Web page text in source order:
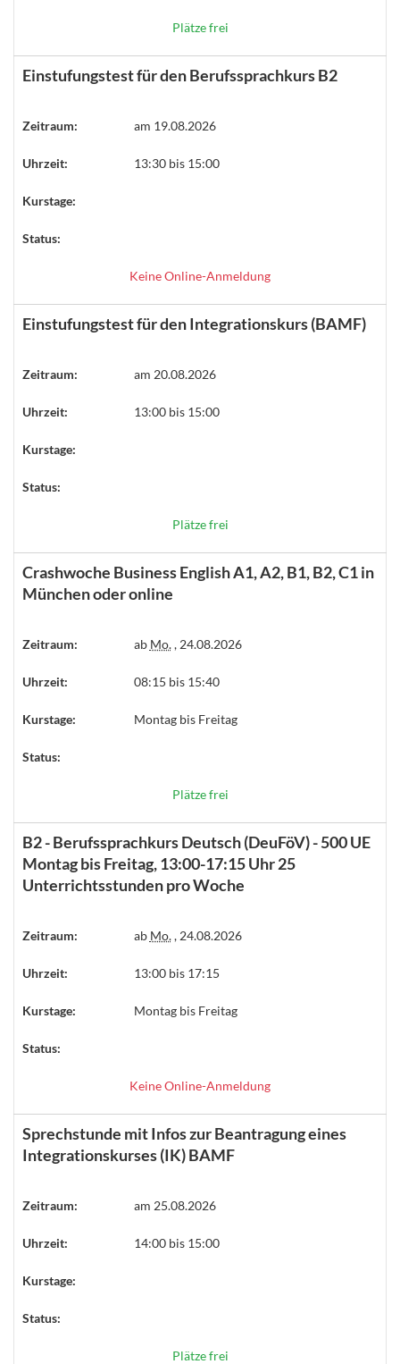
Plätze frei
Einstufungstest für den Berufssprachkurs B2
Zeitraum: am 19.08.2026
Uhrzeit: 13:30 bis 15:00
Kurstage:
Status:
Keine Online-Anmeldung
Einstufungstest für den Integrationskurs (BAMF)
Zeitraum: am 20.08.2026
Uhrzeit: 13:00 bis 15:00
Kurstage:
Status:
Plätze frei
Crashwoche Business English A1, A2, B1, B2, C1 in
München oder online
Zeitraum: ab Mo., 24.08.2026
Uhrzeit: 08:15 bis 15:40
Kurstage: Montag bis Freitag
Status:
Plätze frei
B2 - Berufssprachkurs Deutsch (DeuFöV) - 500 UE
Montag bis Freitag, 13:00-17:15 Uhr 25
Unterrichtsstunden pro Woche
Zeitraum: ab Mo., 24.08.2026
Uhrzeit: 13:00 bis 17:15
Kurstage: Montag bis Freitag
Status:
Keine Online-Anmeldung
Sprechstunde mit Infos zur Beantragung eines
Integrationskurses (IK) BAMF
Zeitraum: am 25.08.2026
Uhrzeit: 14:00 bis 15:00
Kurstage:
Status:
Plätze frei